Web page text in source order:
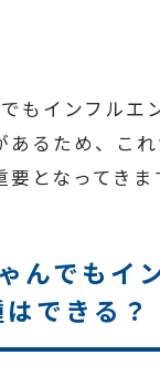
もインフルエ
あるため、こ
となってきま
んでもイ
できる？